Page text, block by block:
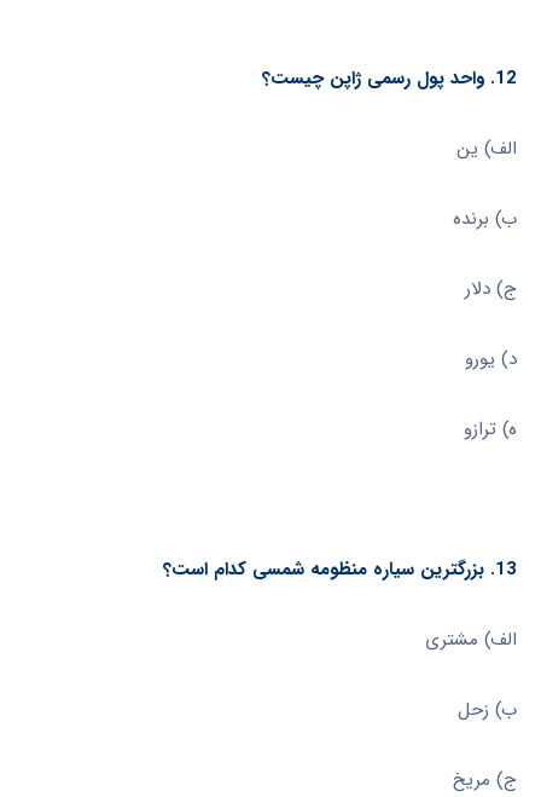
12. واحد پول رسمی ژاپن چیست؟
الف) ین
ب) برنده
ج) دلار
د) یورو
ه) ترازو
13. بزرگترین سیاره منظومه شمسی کدام است؟
الف) مشتری
ب) زحل
ج) مریخ